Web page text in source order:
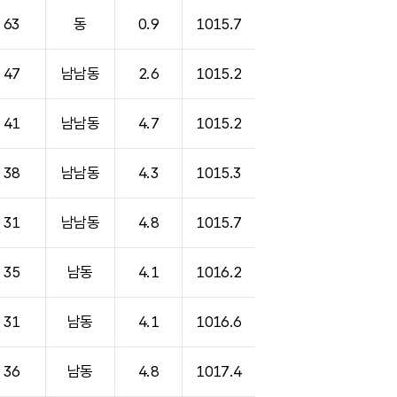
63 동 0.9 1015.7
47 남남동 2.6 1015.2
41 남남동 4.7 1015.2
38 남남동 4.3 1015.3
31 남남동 4.8 1015.7
35 남동 4.1 1016.2
31 남동 4.1 1016.6
36 남동 4.8 1017.4